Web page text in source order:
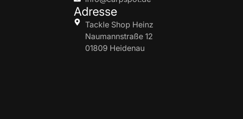
Adresse
Tackle Shop Heinz
Naumannstraße 12
01809 Heidenau